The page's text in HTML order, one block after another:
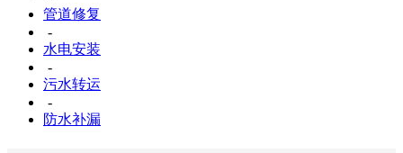
管道修复
-
水电安装
-
污水转运
-
防水补漏